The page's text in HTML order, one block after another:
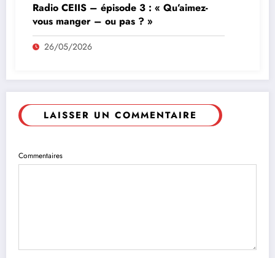
Radio CEIIS – épisode 3 : « Qu’aimez-
vous manger – ou pas ? »
26/05/2026
LAISSER UN COMMENTAIRE
Commentaires